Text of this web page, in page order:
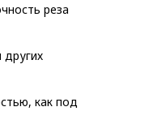
реза
как под